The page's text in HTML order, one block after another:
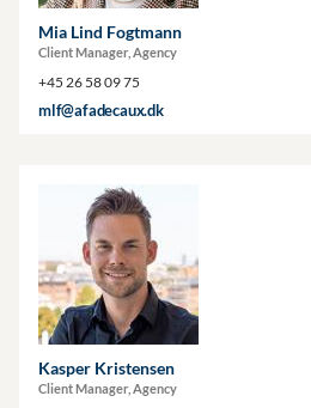
Mia Lind Fogtmann
Client Manager, Agency
+45 26 58 09 75
mlf@afadecaux.dk
Kasper Kristensen
Client Manager, Agency